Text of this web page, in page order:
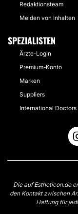
Redaktionsteam
Melden von Inhalten
SPEZIALISTEN
Ärzte-Login
Premium-Konto
Marken
Suppliers
International Doctors
Die auf Estheticon.de
den Kontakt zwischen
Haftung für